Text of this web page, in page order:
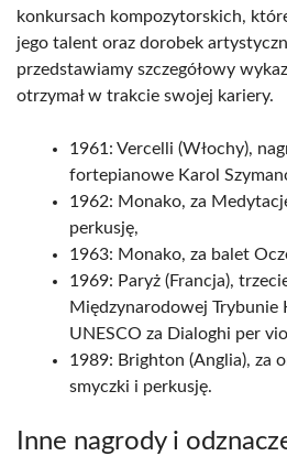
konkursach kompozytorskich,
jego talent oraz dorobek
przedstawiamy szczegółowy
otrzymał w trakcie swojej kariery.
1961: Vercelli (Włochy),
fortepianowe Karol
1962: Monako, za
perkusję,
1963: Monako, za balet
1969: Paryż (Francja),
Międzynarodowej Trybunie
UNESCO za Dialoghi per
1989: Brighton (Anglia), za
smyczki i perkusję.
Inne nagrody i